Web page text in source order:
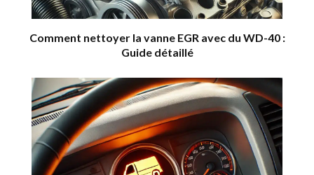
Comment nettoyer la vanne EGR avec du WD-40 :
Guide détaillé